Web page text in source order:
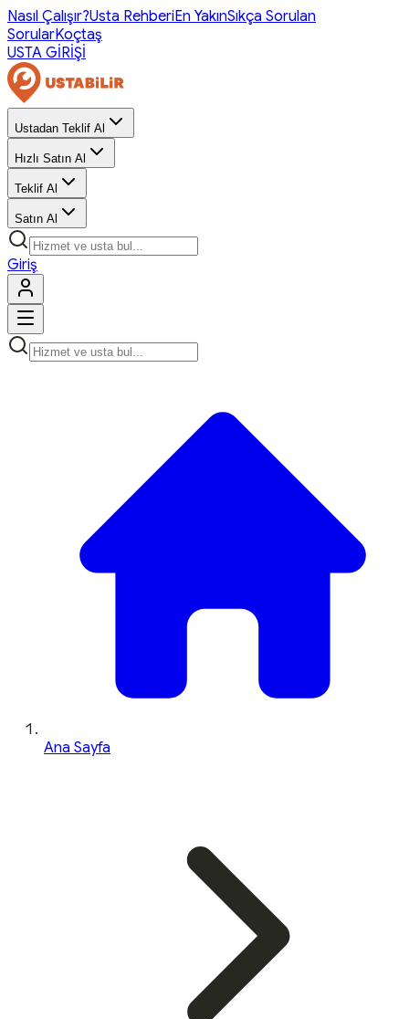
Nasıl Çalışır?Usta RehberiEn YakınSıkça Sorulan
SorularKoçtaş
USTA GİRİŞİ
Ustadan Teklif Al
Hızlı Satın Al
Teklif Al
Satın Al
Giriş
Ana Sayfa